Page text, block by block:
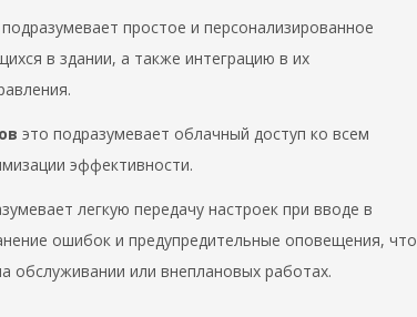
простое и персонализированное
в здании, а также интеграцию в их
это подразумевает облачный доступ ко всем
эффективности.
легкую передачу настроек при вводе в
ошибок и предупредительные оповещения, что
обслуживании или внеплановых работах.